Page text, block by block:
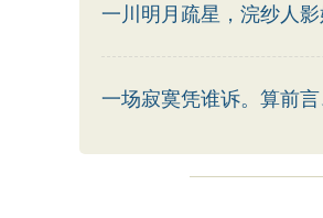
一川明月疏星，浣纱人影
一场寂寞凭谁诉。算前言